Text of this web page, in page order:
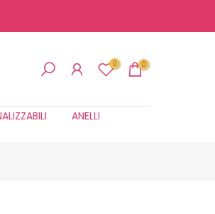
0 0
ANELLI